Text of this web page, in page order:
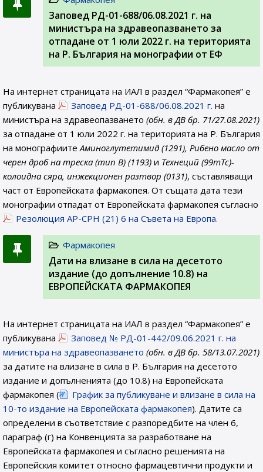
Заповед РД-01-688/06.08.2021 г. на
министъра на здравеопазването за
отпадане от 1 юли 2022 г. на територията
на Р. България на монографии от ЕФ
На интернет страницата на ИАЛ в раздел “Фармакопея” е
публикувана
Заповед РД-01-688/06.08.2021 г. на
министъра на здравеопазването (обн. в ДВ бр. 71/27.08.2021)
за отпадане от 1 юли 2022 г. на територията на Р. България
на монографиитеАминоглутетимид (1291), Рибено масло от
черен дроб на треска (тип В) (1193) и Технеций (99mTc)-
колоидна сяра, инжекционен разтвор (0131), съставляващи
част от Европейската фармакопея. От същата дата тези
монографии отпадат от Европейската фармакопея съгласно
Резолюция AP-CPH (21) 6 на Съвета на Европа.
Фармакопея
Дати на влизане в сила на десетото
издание (до допълнение 10.8) на
ЕВРОПЕЙСКАТА ФАРМАКОПЕЯ
На интернет страницата на ИАЛ в раздел “Фармакопея” е
публикувана
Заповед № РД-01-442/09.06.2021 г. на
министъра на здравеопазването (обн. в ДВ бр. 58/13.07.2021)
за датите на влизане в сила в Р. България на десетото
издание и допълненията (до 10.8) на Европейската
фармакопея (
График за публикуване и влизане в сила на
10-то издание на Европейската фармакопея). Датите са
определени в съответствие с разпоредбите на член 6,
параграф (г) на Конвенцията за разработване на
Европейската фармакопея и съгласно решенията на
Европейския комитет относно фармацевтични продукти и